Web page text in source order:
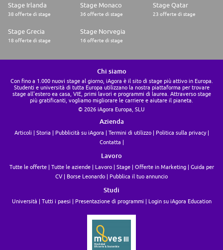
Stage Irlanda
38 offerte di stage
Stage Monaco
36 offerte di stage
Stage Qatar
23 offerte di stage
Stage Grecia
18 offerte di stage
Stage Norvegia
16 offerte di stage
Chi siamo
Con fino a 1.000 nuovi stage al giorno, iAgora è il sito di stage più attivo in Europa.
Studenti e università di tutta Europa utilizzano la nostra piattaforma per trovare
stage all'estero ea casa, VIE, primi lavori e programmi di laurea. Attraverso stage
più gratificanti, vogliamo migliorare le carriere e aiutare il pianeta.
© 2026 iAgora Europa, SLU
Azienda
Articoli Storia Pubblicità su iAgora Termini di utilizzo
Politica sulla privacy
Contatta
Lavoro
Tutte le offerte Tutte le aziende Lavoro Stage Offerte in Marketing
Guida per
CV
Borse Leonardo Pubblica il tuo annuncio
Studi
Università Tutti i paesi Presentazione di programmi Login su iAgora Education